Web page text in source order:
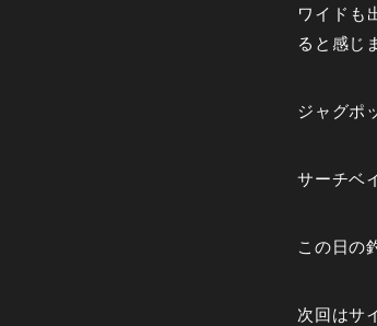
ワイドも
ると感じ
ジャグポ
サーチベ
この日の
次回はサ